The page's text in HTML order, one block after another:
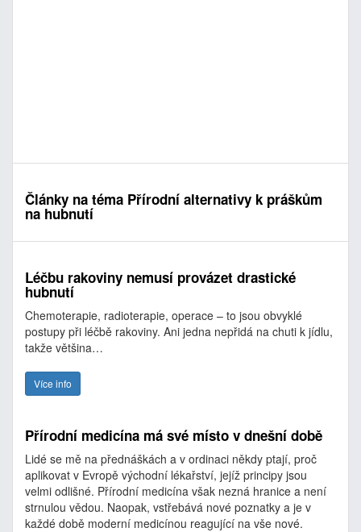
Články na téma Přírodní alternativy k práškům
na hubnutí
Léčbu rakoviny nemusí provázet drastické
hubnutí
Chemoterapie, radioterapie, operace – to jsou obvyklé
postupy při léčbě rakoviny. Ani jedna nepřidá na chuti k jídlu,
takže většina…
Více info
Přírodní medicína má své místo v dnešní době
Lidé se mě na přednáškách a v ordinaci někdy ptají, proč
aplikovat v Evropě východní lékařství, jejíž principy jsou
velmi odlišné. Přírodní medicína však nezná hranice a není
strnulou vědou. Naopak, vstřebává nové poznatky a je v
každé době moderní medicínou reagující na vše nové.